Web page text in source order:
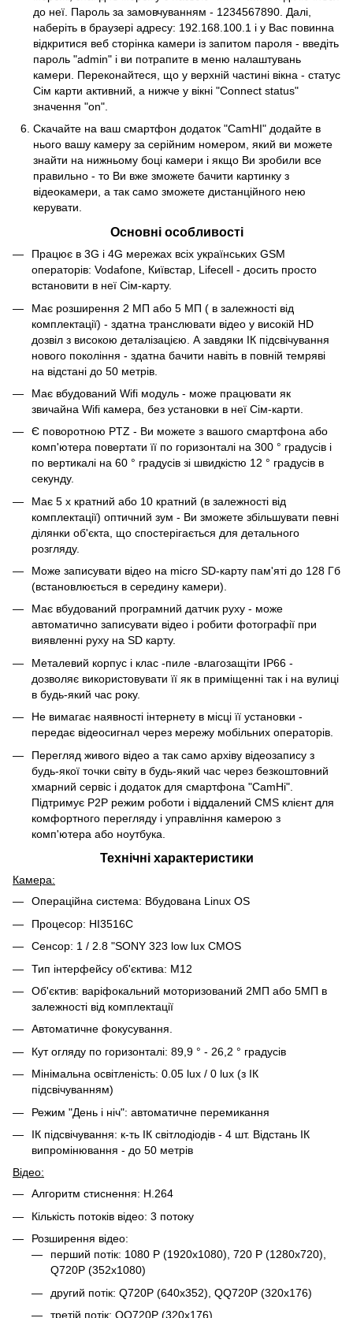
до неї. Пароль за замовчуванням - 1234567890. Далі,
наберіть в браузері адресу: 192.168.100.1 і у Вас повинна
відкритися веб сторінка камери із запитом пароля - введіть
пароль "admin" і ви потрапите в меню налаштувань
камери. Переконайтеся, що у верхній частині вікна - статус
Сім карти активний, а нижче у вікні "Connect status"
значення "on".
Скачайте на ваш смартфон додаток "CamHI" додайте в
нього вашу камеру за серійним номером, який ви можете
знайти на нижньому боці камери і якщо Ви зробили все
правильно - то Ви вже зможете бачити картинку з
відеокамери, а так само зможете дистанційного нею
керувати.
Основні особливості
Працює в 3G і 4G мережах всіх українських GSM
операторів: Vodafone, Київстар, Lifecell - досить просто
встановити в неї Сім-карту.
Має розширення 2 МП або 5 МП ( в залежності від
комплектації) - здатна транслювати відео у високій HD
дозвіл з високою деталізацією. А завдяки ІК підсвічування
нового покоління - здатна бачити навіть в повній темряві
на відстані до 50 метрів.
Має вбудований Wifi модуль - може працювати як
звичайна Wifi камера, без установки в неї Сім-карти.
Є поворотною PTZ - Ви можете з вашого смартфона або
комп'ютера повертати її по горизонталі на 300 ° градусів і
по вертикалі на 60 ° градусів зі швидкістю 12 ° градусів в
секунду.
Має 5 х кратний або 10 кратний (в залежності від
комплектації) оптичний зум - Ви зможете збільшувати певні
ділянки об'єкта, що спостерігається для детального
розгляду.
Може записувати відео на micro SD-карту пам'яті до 128 Гб
(встановлюється в середину камери).
Має вбудований програмний датчик руху - може
автоматично записувати відео і робити фотографії при
виявленні руху на SD карту.
Металевий корпус і клас -пиле -влагозащіти IP66 -
дозволяє використовувати її як в приміщенні так і на вулиці
в будь-який час року.
Не вимагає наявності інтернету в місці її установки -
передає відеосигнал через мережу мобільних операторів.
Перегляд живого відео а так само архіву відеозапису з
будь-якої точки світу в будь-який час через безкоштовний
хмарний сервіс і додаток для смартфона "CamHi".
Підтримує P2P режим роботи і віддалений CMS клієнт для
комфортного перегляду і управління камерою з
комп'ютера або ноутбука.
Технічні характеристики
Камера:
Операційна система: Вбудована Linux OS
Процесор: HI3516C
Сенсор: 1 / 2.8 "SONY 323 low lux CMOS
Тип інтерфейсу об'єктива: M12
Об'єктив: варіфокальний моторизований 2МП або 5МП в
залежності від комплектації
Автоматичне фокусування.
Кут огляду по горизонталі: 89,9 ° - 26,2 ° градусів
Мінімальна освітленість: 0.05 lux / 0 lux (з ІК
підсвічуванням)
Режим "День і ніч": автоматичне перемикання
ІК підсвічування: к-ть ІК світлодіодів - 4 шт. Відстань ІК
випромінювання - до 50 метрів
Відео:
Алгоритм стиснення: H.264
Кількість потоків відео: 3 потоку
Розширення відео:
перший потік: 1080 P (1920x1080), 720 P (1280x720),
Q720P (352x1080)
другий потік: Q720P (640x352), QQ720P (320x176)
третій потік: QQ720P (320x176)